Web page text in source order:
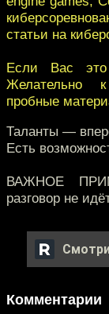
статьи на
Если Вас
Желательно
пробные
Таланты —
Есть
ВАЖНОЕ
разговор не
Комментарии